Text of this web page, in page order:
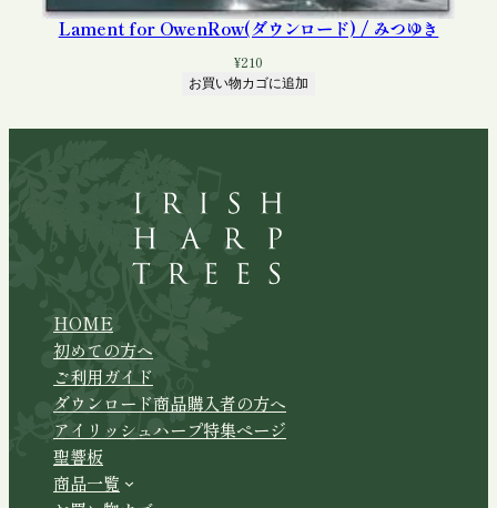
Lament for OwenRow(ダウンロード) / みつゆき
¥210
お買い物カゴに追加
HOME
初めての方へ
ご利用ガイド
ダウンロード商品購入者の方へ
アイリッシュハープ特集ページ
聖響板
商品一覧